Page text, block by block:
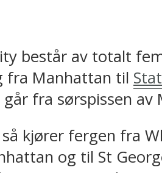
består av totalt
fra Manhattan til
fra sørspissen
kjører fergen fra
og til St